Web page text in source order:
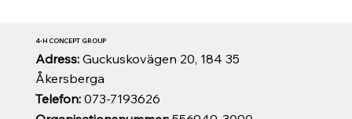
Telefon:073-7193626
Adress: Guckuskovägen 20, 184 35
Åkersberga
4-H CONCEPT GROUP